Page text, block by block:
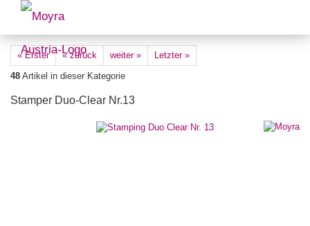
« Erster « zurück weiter »
Letzter »
48 Artikel in dieser Kategorie
Stamper Duo-Clear Nr.13